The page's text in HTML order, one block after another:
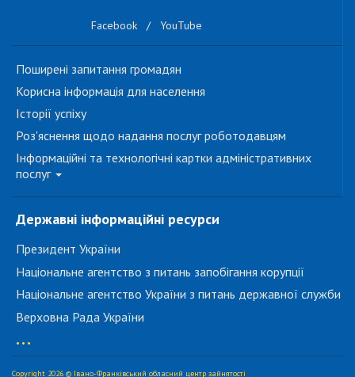
Facebook / YouTube
Поширені запитання громадян
Корисна інформація для населення
Історії успіху
Роз'яснення щодо надання послуг роботодавцям
Інформаційні та технологічні картки адміністративних
послуг
Державні інформаційні ресурси
Президент України
Національне агентство з питань запобігання корупції
Національне агентство України з питань державної служби
Верховна Рада України
...
Copyright 2026 © Івано-Франківський обласний центр зайнятості